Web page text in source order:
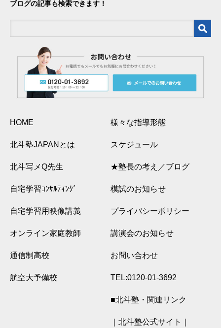
ブログの記事も検索できます！
HOME
北斗塾JAPANとは
北斗写メQ先生
自宅学習ｺﾝｻﾙﾃｨﾝｸﾞ
自宅学習用映像講義
オンライン家庭教師
通信制高校
航空大予備校
様々な指導形態
スケジュール
★塾長の考え／ブログ
模試のお知らせ
プライバシーポリシー
講演会のお知らせ
お問い合わせ
TEL:0120-01-3692
■北斗塾・関連リンク
｜北斗塾公式サイト｜